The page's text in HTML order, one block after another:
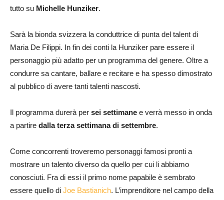
tutto su Michelle Hunziker.
Sarà la bionda svizzera la conduttrice di punta del talent di
Maria De Filippi. In fin dei conti la Hunziker pare essere il
personaggio più adatto per un programma del genere. Oltre a
condurre sa cantare, ballare e recitare e ha spesso dimostrato
al pubblico di avere tanti talenti nascosti.
Il programma durerà per sei settimane e verrà messo in onda
a partire dalla terza settimana di settembre.
Come concorrenti troveremo personaggi famosi pronti a
mostrare un talento diverso da quello per cui li abbiamo
conosciuti. Fra di essi il primo nome papabile è sembrato
essere quello di Joe Bastianich. L’imprenditore nel campo della